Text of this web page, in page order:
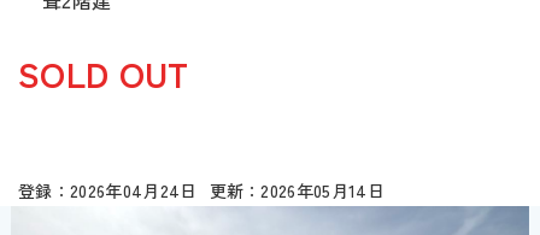
SOLD OUT
2026年04月24日 2026年05月14日